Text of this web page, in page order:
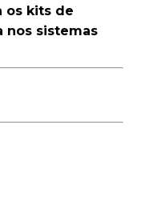
os kits de
nos sistemas